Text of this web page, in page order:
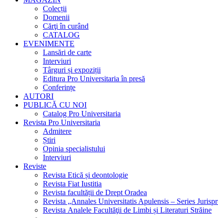
Colecții
Domenii
Cărţi în curând
CATALOG
EVENIMENTE
Lansări de carte
Interviuri
Târguri și expoziții
Editura Pro Universitaria în presă
Conferințe
AUTORI
PUBLICĂ CU NOI
Catalog Pro Universitaria
Revista Pro Universitaria
Admitere
Știri
Opinia specialistului
Interviuri
Reviste
Revista Etică și deontologie
Revista Fiat Iustitia
Revista facultății de Drept Oradea
Revista „Annales Universitatis Apulensis – Series
Revista Analele Facultăţii de Limbi și Literaturi Străine